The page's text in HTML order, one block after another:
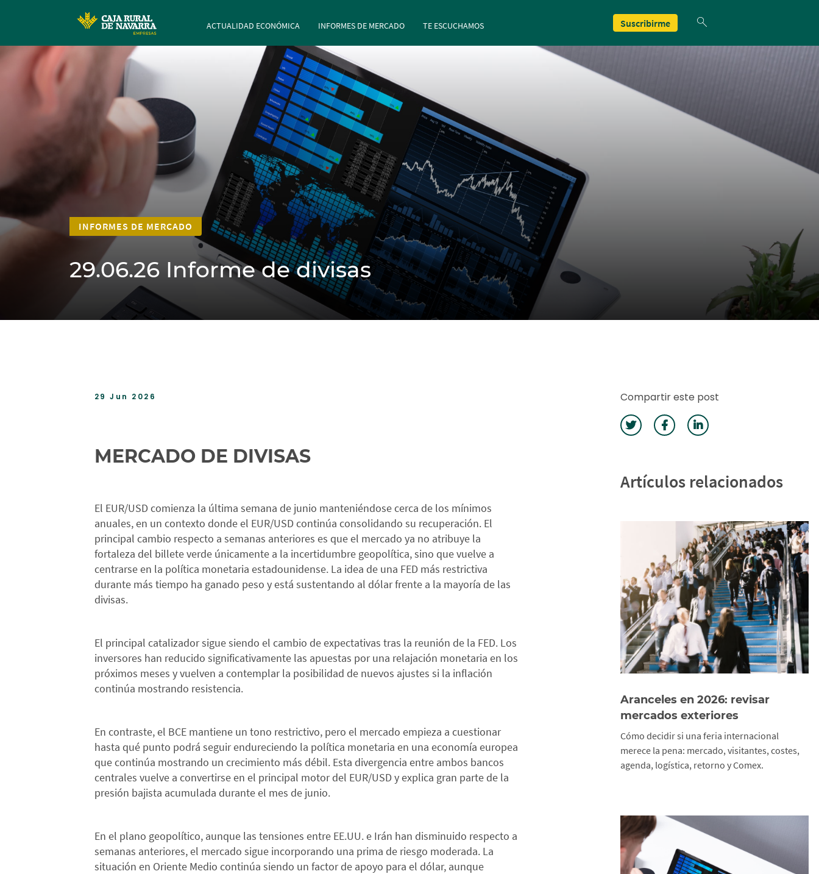
ACTUALIDAD ECONÓMICA INFORMES DE MERCADO TE ESCUCHAMOS Suscribirme
INFORMES DE MERCADO
29.06.26 Informe de divisas
29 Jun 2026
MERCADO DE DIVISAS
El EUR/USD comienza la última semana de junio manteniéndose cerca de los mínimos
anuales, en un contexto donde el EUR/USD continúa consolidando su recuperación. El
principal cambio respecto a semanas anteriores es que el mercado ya no atribuye la
fortaleza del billete verde únicamente a la incertidumbre geopolítica, sino que vuelve a
centrarse en la política monetaria estadounidense. La idea de una FED más restrictiva
durante más tiempo ha ganado peso y está sustentando al dólar frente a la mayoría de las
divisas.
El principal catalizador sigue siendo el cambio de expectativas tras la reunión de la FED. Los
inversores han reducido significativamente las apuestas por una relajación monetaria en los
próximos meses y vuelven a contemplar la posibilidad de nuevos ajustes si la inflación
continúa mostrando resistencia.
En contraste, el BCE mantiene un tono restrictivo, pero el mercado empieza a cuestionar
hasta qué punto podrá seguir endureciendo la política monetaria en una economía europea
que continúa mostrando un crecimiento más débil. Esta divergencia entre ambos bancos
centrales vuelve a convertirse en el principal motor del EUR/USD y explica gran parte de la
presión bajista acumulada durante el mes de junio.
En el plano geopolítico, aunque las tensiones entre EE.UU. e Irán han disminuido respecto a
semanas anteriores, el mercado sigue incorporando una prima de riesgo moderada. La
situación en Oriente Medio continúa siendo un factor de apoyo para el dólar, aunque
Compartir este post
Artículos relacionados
Aranceles en 2026: revisar
mercados exteriores
Cómo decidir si una feria internacional
merece la pena: mercado, visitantes, costes,
agenda, logística, retorno y Comex.